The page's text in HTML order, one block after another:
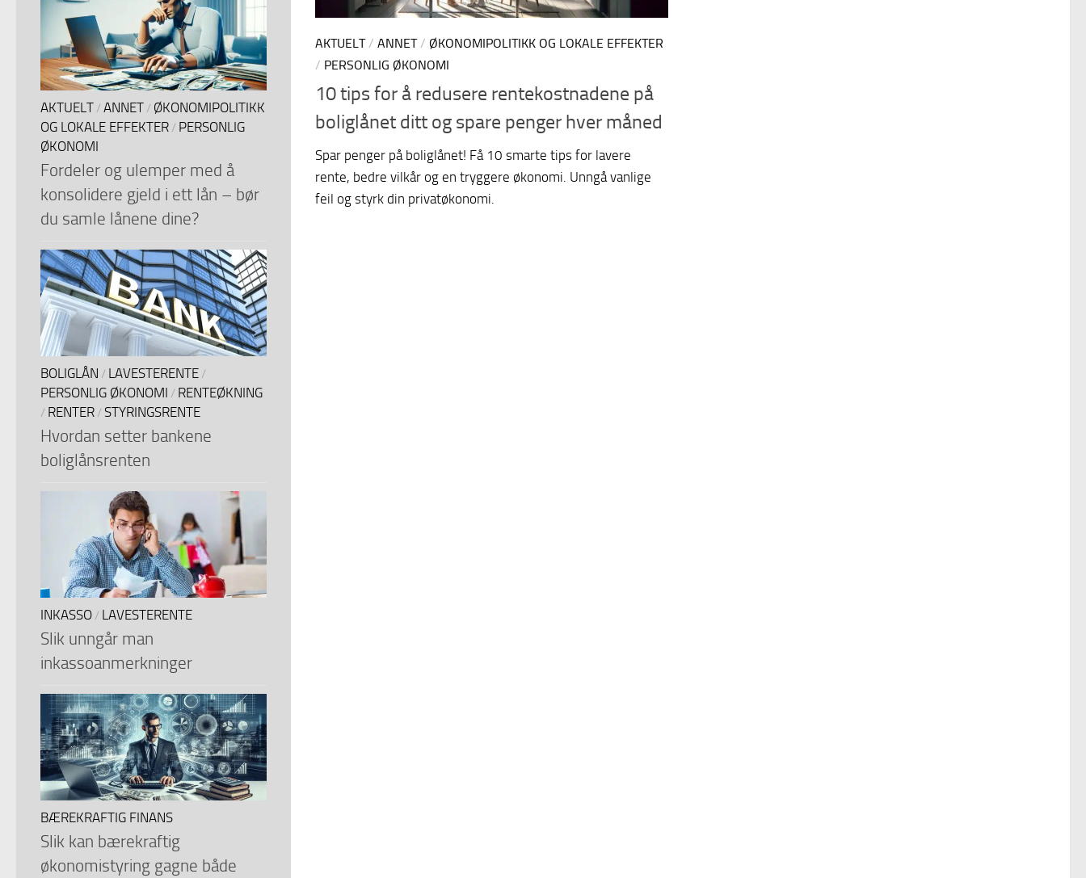
AKTUELT/ ANNET/ ØKONOMIPOLITIKK OG LOKALE EFFEKTER
/ PERSONLIG ØKONOMI
10 tips for å redusere rentekostnadene på
boliglånet ditt og spare penger hver måned
Spar penger på boliglånet! Få 10 smarte tips for lavere
rente, bedre vilkår og en tryggere økonomi. Unngå vanlige
feil og styrk din privatøkonomi.
AKTUELT / ANNET / ØKONOMIPOLITIKK
OG LOKALE EFFEKTER / PERSONLIG
ØKONOMI
Fordeler og ulemper med å
konsolidere gjeld i ett lån – bør
du samle lånene dine?
BOLIGLÅN / LAVESTERENTE /
PERSONLIG ØKONOMI / RENTEØKNING
/ RENTER / STYRINGSRENTE
Hvordan setter bankene
boliglånsrenten
INKASSO / LAVESTERENTE
Slik unngår man
inkassoanmerkninger
BÆREKRAFTIG FINANS
Slik kan bærekraftig
økonomistyring gagne både